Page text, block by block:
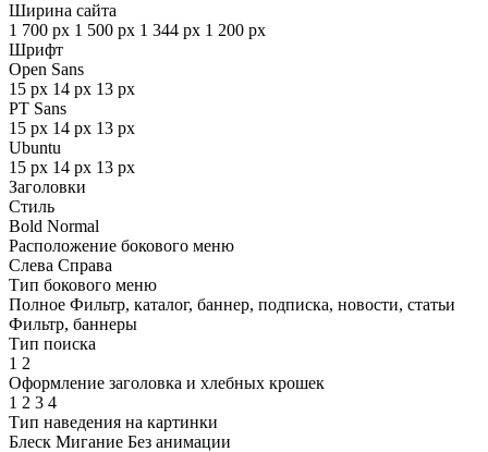
Ширина сайта
1 700 px 1 500 px 1 344 px 1 200 px
Шрифт
Open Sans
15 px 14 px 13 px
PT Sans
15 px 14 px 13 px
Ubuntu
15 px 14 px 13 px
Заголовки
Стиль
Bold Normal
Расположение бокового меню
Слева Справа
Тип бокового меню
Полное Фильтр, каталог, баннер, подписка, новости, статьи
Фильтр, баннеры
Тип поиска
1 2
Оформление заголовка и хлебных крошек
1 2 3 4
Тип наведения на картинки
Блеск Мигание Без анимации